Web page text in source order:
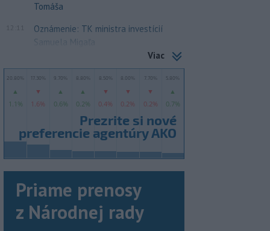
Tomáša
Oznámenie: TK ministra investícií
Samuela Migaľa
Viac
Priame prenosy
z Národnej rady